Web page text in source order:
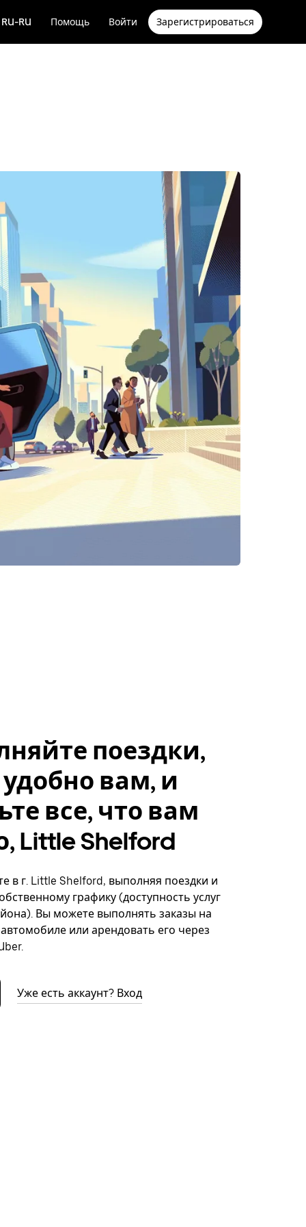
RU-RU Помощь Войти Зарегистрироваться
поездки,
удобно вам, и
все, что вам
Little Shelford
в г. Little Shelford, выполняя поездки и
графику (доступность услуг
Вы можете выполнять заказы на
или арендовать его через
Уже есть аккаунт? Вход